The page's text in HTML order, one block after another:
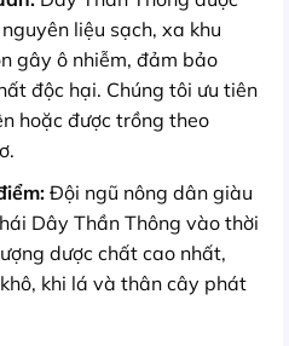
liệu sạch, xa khu
gây ô nhiễm, đảm bảo
độc hại. Chúng tôi ưu tiên
hoặc được trồng theo
Đội ngũ nông dân giàu
Dây Thần Thông vào thời
dược chất cao nhất,
khi lá và thân cây phát